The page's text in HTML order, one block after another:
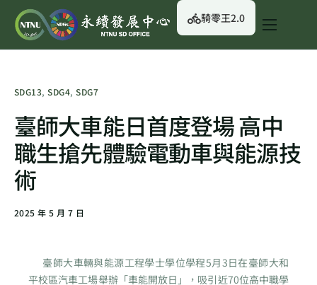
關於我們
永續資訊
校園綠生活
English
騎零王2.0
SDG13,SDG4,SDG7
臺師大車能日首度登場 高中
職生搶先體驗電動車與能源技
術
2025 年 5 月 7 日
臺師大車輛與能源工程學士學位學程5月3日在臺師大和
平校區汽車工場舉辦「車能開放日」，吸引近70位高中職學